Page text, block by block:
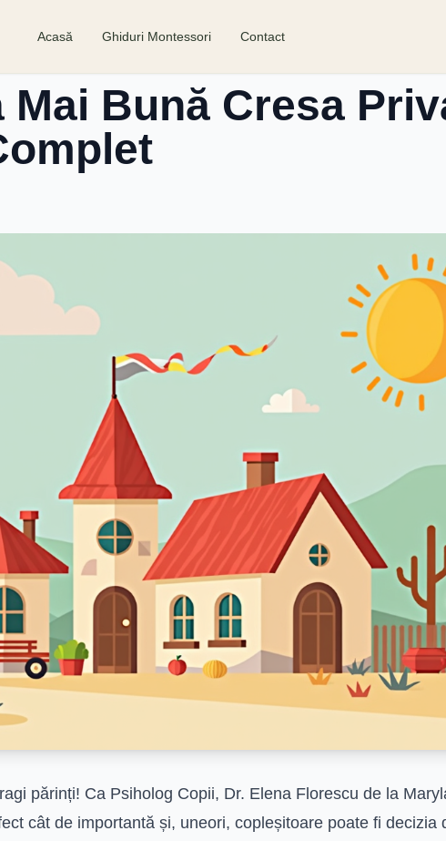
Acasă Ghiduri Montessori Contact
Mai Bună Cresa
părinți! Ca Psiholog Copii, Dr. Elena Florescu de la
cât de importantă și, uneori, copleșitoare poate fi decizia